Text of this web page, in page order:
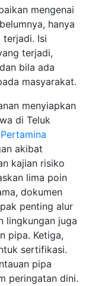
mengenai
hanya
terjadi. Isi
terjadi,
bila ada
masyarakat.
menyiapkan
di Teluk
Pertamina
akibat
kajian risiko
lima poin
dokumen
penting alur
lingkungan juga
pipa. Ketiga,
sertifikasi.
pipa
peringatan dini.